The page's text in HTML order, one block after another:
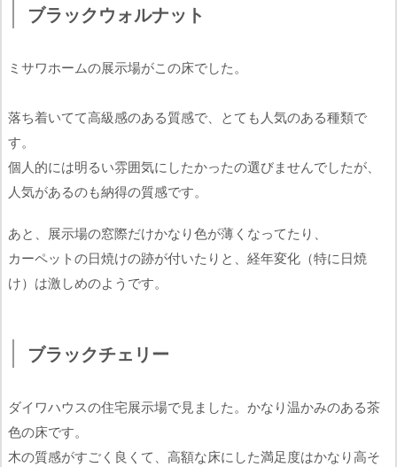
ブラックウォルナット
ミサワホームの展示場がこの床でした。
落ち着いてて高級感のある質感で、とても人気のある種類で
す。
個人的には明るい雰囲気にしたかったの選びませんでしたが、
人気があるのも納得の質感です。
あと、展示場の窓際だけかなり色が薄くなってたり、
カーペットの日焼けの跡が付いたりと、経年変化（特に日焼
け）は激しめのようです。
ブラックチェリー
ダイワハウスの住宅展示場で見ました。かなり温かみのある茶
色の床です。
木の質感がすごく良くて、高額な床にした満足度はかなり高そ